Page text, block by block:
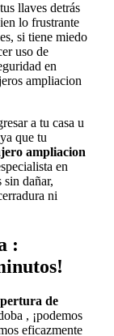
llaves detrás
lo frustrante
si tiene miedo
uso de
en
ampliacion
a tu casa u
que tu
ampliacion
en
sin dañar,
ni
:
de
, ¡podemos
eficazmente